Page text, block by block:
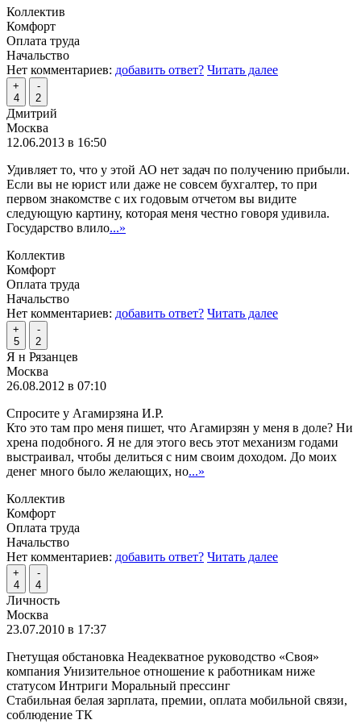
Коллектив
Комфорт
Оплата труда
Начальство
Нет комментариев: добавить ответ? Читать далее
+
4
-
2
Дмитрий
Москва
12.06.2013 в 16:50
Удивляет то, что у этой АО нет задач по получению прибыли.
Если вы не юрист или даже не совсем бухгалтер, то при
первом знакомстве с их годовым отчетом вы видите
следующую картину, которая меня честно говоря удивила.
Государство влило...»
Коллектив
Комфорт
Оплата труда
Начальство
Нет комментариев: добавить ответ? Читать далее
+
5
-
2
Я н Рязанцев
Москва
26.08.2012 в 07:10
Спросите у Агамирзяна И.Р.
Кто это там про меня пишет, что Агамирзян у меня в доле? Ни
хрена подобного. Я не для этого весь этот механизм годами
выстраивал, чтобы делиться с ним своим доходом. До моих
денег много было желающих, но...»
Коллектив
Комфорт
Оплата труда
Начальство
Нет комментариев: добавить ответ? Читать далее
+
4
-
4
Личность
Москва
23.07.2010 в 17:37
Гнетущая обстановка Неадекватное руководство «Своя»
компания Унизительное отношение к работникам ниже
статусом Интриги Моральный прессинг
Стабильная белая зарплата, премии, оплата мобильной связи,
соблюдение ТК